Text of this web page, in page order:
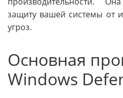
защиту вашей системы от
угроз.
Основная
Windows